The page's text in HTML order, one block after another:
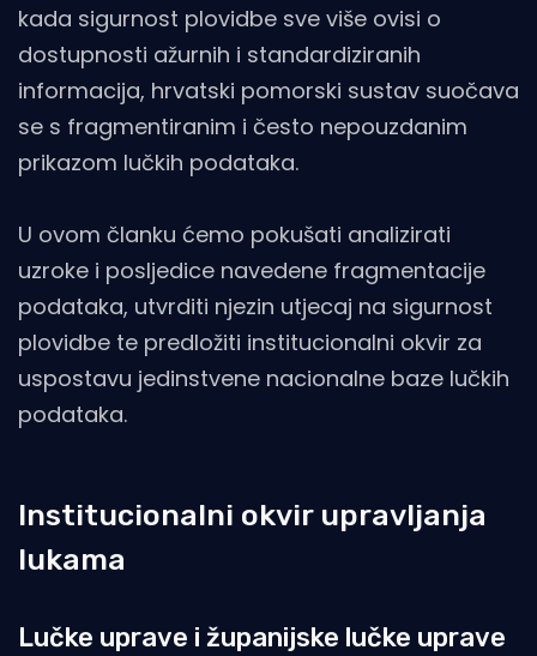
kada sigurnost plovidbe sve više ovisi o
dostupnosti ažurnih i standardiziranih
informacija, hrvatski pomorski sustav suočava
se s fragmentiranim i često nepouzdanim
prikazom lučkih podataka.
U ovom članku ćemo pokušati analizirati
uzroke i posljedice navedene fragmentacije
podataka, utvrditi njezin utjecaj na sigurnost
plovidbe te predložiti institucionalni okvir za
uspostavu jedinstvene nacionalne baze lučkih
podataka.
Institucionalni okvir upravljanja
lukama
Lučke uprave i županijske lučke uprave